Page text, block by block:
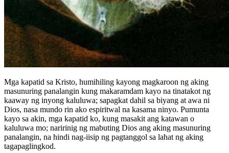
Mga kapatid sa Kristo, humihiling kayong magkaroon ng aking
masunuring panalangin kung makaramdam kayo na tinatakot ng
kaaway ng inyong kaluluwa; sapagkat dahil sa biyang at awa ni
Dios, nasa mundo rin ako espiritwal na kasama ninyo. Pumunta
kayo sa akin, mga kapatid ko, kung masakit ang katawan o
kaluluwa mo; naririnig ng mabuting Dios ang aking masunuring
panalangin, na hindi nag-iisip ng pagtanggol sa lahat ng aking
tagapaglingkod.